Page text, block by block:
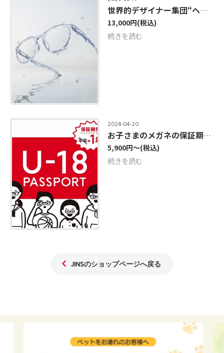
世界的デザイナー集団“ヘザウィック・スタジオ”初のアイウエアコレクション
13,000円(税込)
続きを読む
2024-04-20
お子さまのメガネの保証期間をアプリ会員で延長できます【無料】
5,900円～(税込)
続きを読む
JINSのショップページへ戻る